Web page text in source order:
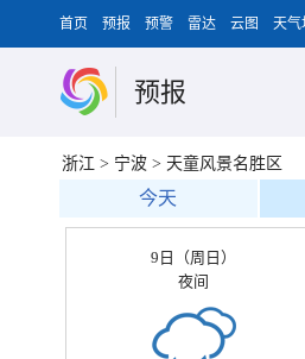
首页 预报 预警 雷达 云图 天气
预报
浙江 > 宁波 > 天童风景名胜区
今天
9日（周日）
夜间